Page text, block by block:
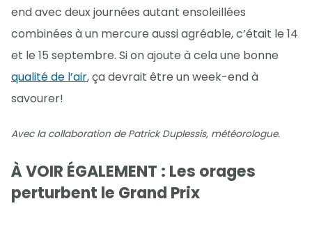
end avec deux journées autant ensoleillées
combinées à un mercure aussi agréable, c’était le 14
et le 15 septembre. Si on ajoute à cela une bonne
qualité de l’air, ça devrait être un week-end à
savourer!
Avec la collaboration de Patrick Duplessis, météorologue.
À VOIR ÉGALEMENT : Les orages
perturbent le Grand Prix